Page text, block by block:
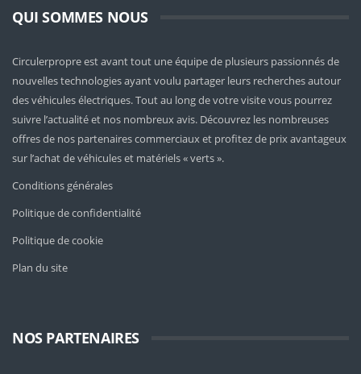
QUI SOMMES NOUS
Circulerpropre est avant tout une équipe de plusieurs passionnés de
nouvelles technologies ayant voulu partager leurs recherches autour
des véhicules électriques. Tout au long de votre visite vous pourrez
suivre l’actualité et nos nombreux avis. Découvrez les nombreuses
offres de nos partenaires commerciaux et profitez de prix avantageux
sur l’achat de véhicules et matériels « verts ».
Conditions générales
Politique de confidentialité
Politique de cookie
Plan du site
NOS PARTENAIRES